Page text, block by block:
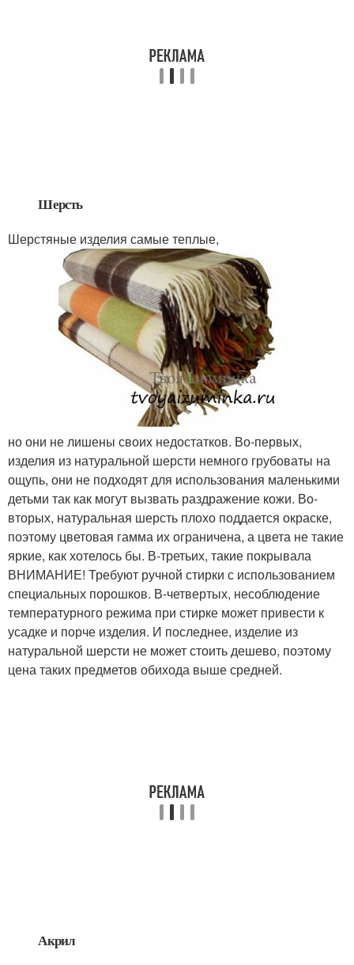
Шерсть
Шерстяные изделия самые теплые,
но они не лишены своих недостатков. Во-первых,
изделия из натуральной шерсти немного грубоваты на
ощупь, они не подходят для использования маленькими
детьми так как могут вызвать раздражение кожи. Во-
вторых, натуральная шерсть плохо поддается окраске,
поэтому цветовая гамма их ограничена, а цвета не такие
яркие, как хотелось бы. В-третьих, такие покрывала
ВНИМАНИЕ! Требуют ручной стирки с использованием
специальных порошков. В-четвертых, несоблюдение
температурного режима при стирке может привести к
усадке и порче изделия. И последнее, изделие из
натуральной шерсти не может стоить дешево, поэтому
цена таких предметов обихода выше средней.
Акрил